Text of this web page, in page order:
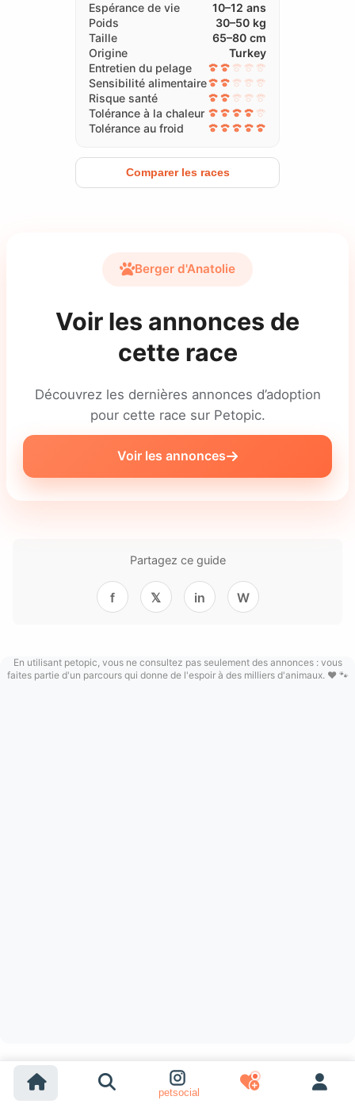
petsocial
Espérance de vie
10–12 ans
Poids
30–50 kg
Taille
65–80 cm
Origine
Turkey
Entretien du pelage
Sensibilité alimentaire
Risque santé
Tolérance à la chaleur
Tolérance au froid
Comparer les races
Berger d'Anatolie
Voir les annonces de
cette race
Découvrez les dernières annonces d’adoption
pour cette race sur Petopic.
Voir les annonces
Partagez ce guide
f 𝕏 in W
En utilisant petopic, vous ne consultez pas seulement des annonces : vous
faites partie d'un parcours qui donne de l'espoir à des milliers d'animaux. ❤️ 🐾